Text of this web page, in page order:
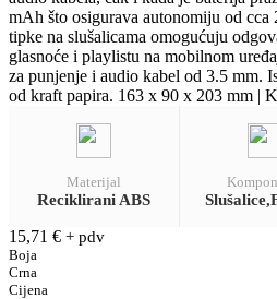
mAh što osigurava autonomiju od
tipke na slušalicama omogućuju
glasnoće i playlistu na mobilnom
za punjenje i audio kabel od 3.5 mm.
od kraft papira. 163 x 90 x 203 mm |
Materijal
Reciklirani ABS
15,71 € + pdv
Boja
Crna
Cijena